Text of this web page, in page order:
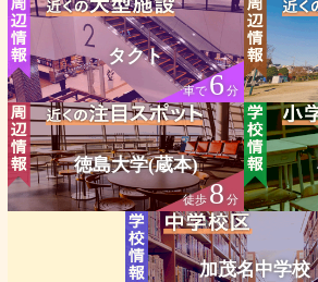
タクト
車で6分
徳島大学(蔵本)
徒歩8 分
加茂名中学校